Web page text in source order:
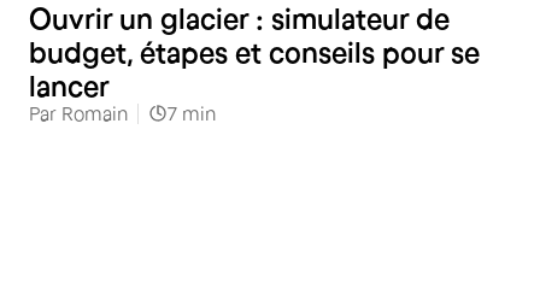
Ouvrir un glacier : simulateur de
budget, étapes et conseils pour se
lancer
Par Romain 7 min